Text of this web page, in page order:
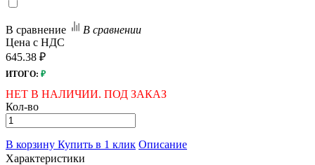
В сравнение
В сравнении
Цена с НДС
645.38 ₽
ИТОГО: ₽
НЕТ В НАЛИЧИИ. ПОД ЗАКАЗ
Кол-во
В корзину Купить в 1 клик Описание
Характеристики